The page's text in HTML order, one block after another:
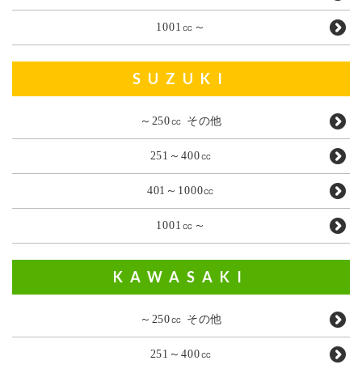
1001㏄～
SUZUKI
～250㏄ その他
251～400㏄
401～1000㏄
1001㏄～
KAWASAKI
～250㏄ その他
251～400㏄